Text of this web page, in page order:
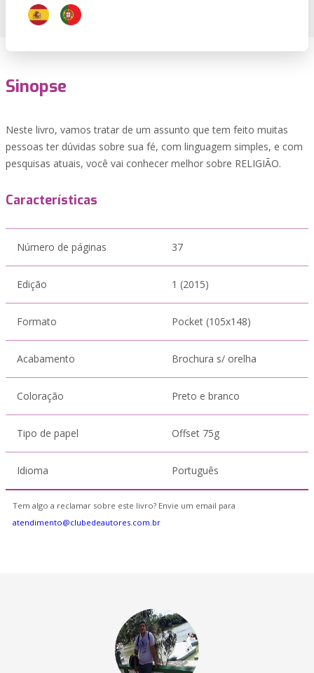
Sinopse
Neste livro, vamos tratar de um assunto que tem feito muitas
pessoas ter dúvidas sobre sua fé, com linguagem simples, e com
pesquisas atuais, você vai conhecer melhor sobre RELIGIÃO.
Características
Número de páginas 37
Edição 1 (2015)
Formato Pocket (105x148)
Acabamento Brochura s/ orelha
Coloração Preto e branco
Tipo de papel Offset 75g
Idioma Português
Tem algo a reclamar sobre este livro? Envie um email para
atendimento@clubedeautores.com.br